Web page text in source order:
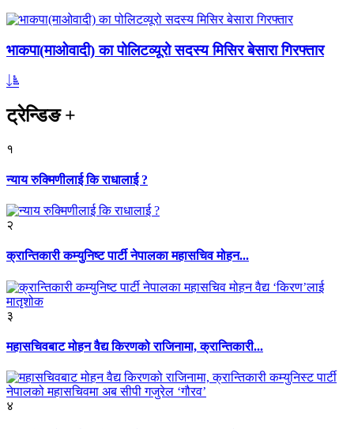
भाकपा(माओवादी) का पोलिटव्यूरो सदस्य मिसिर बेसारा गिरफ्तार
ट्रेन्डिङ+
१
न्याय रुक्मिणीलाई कि राधालाई ?
२
क्रान्तिकारी कम्युनिष्ट पार्टी नेपालका महासचिव मोहन...
३
महासचिवबाट मोहन वैद्य किरणको राजिनामा, क्रान्तिकारी...
४